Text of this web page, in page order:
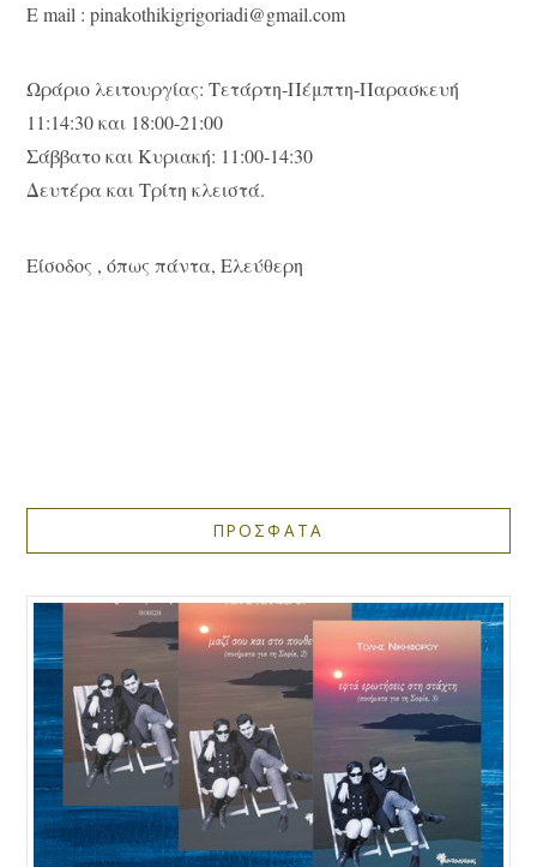
E mail : pinakothikigrigoriadi@gmail.com
Ωράριο λειτουργίας: Τετάρτη-Πέμπτη-Παρασκευή
11:14:30 και 18:00-21:00
Σάββατο και Κυριακή: 11:00-14:30
Δευτέρα και Τρίτη κλειστά.
Είσοδος , όπως πάντα, Ελεύθερη
ΠΡΟΣΦΑΤΑ